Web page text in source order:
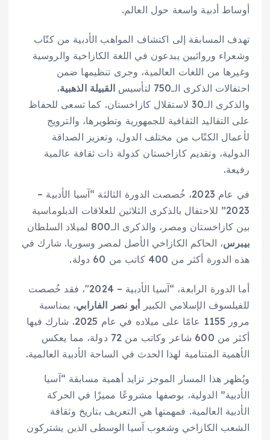
أوساط أدبية واسعة حول العالم.
تهدف المسابقة إلى اكتشاف المواهب الأدبية من كتّاب
وشعراء وروائيين يبدعون في اللغة الكازاخية والروسية
وغيرها من اللغات العالمية، وجرى تنظيمها ضمن
احتفالات الذكرى الـ750 لتأسيس
القبيلة الذهبية،
والذكرى الـ30 لاستقلال كازاخستان. كما تسعى للحفاظ
على التقاليد الثقافية للجمهورية وتطويرها، والترويج
لأعمال الكتّاب من مختلف الدول، وتعزيز الصداقة
الدولية، وتقديم كازاخستان كدولة ذات ثقافة عالمية
رفيعة.
في عام 2023، خُصصت الدورة الثالثة “آسيا الأدبية –
2023” للاحتفال بالذكرى الثلاثين للعلاقات الدبلوماسية
بين كازاخستان ومصر، والذكرى الـ800 لميلاد السلطان
بيبرس، الحاكم الكازاخي الأصل لمصر وسوريا. شارك في
هذه الدورة أكثر من 400 كاتب من 60 دولة.
أما الدورة الرابعة، “آسيا الأدبية – 2024″، فقد خُصصت
للفيلسوف الإسلامي الكبيرأبو نصر الفارابي، بمناسبة
مرور 1155 عامًا على ميلاده في عام 2025. شارك فيها
أكثر من 600 شاعر وكاتب من 72 دولة، مما يعكس
الأهمية المتنامية لهذا الحدث في الساحة الأدبية العالمية.
ويُظهر هذا المسار الموجز تزايد أهمية مسابقة “آسيا
الأدبية” الدولية، بوصفها مشروعًا مميزًا في الحركة
الأدبية العالمية. فمهمتها هي التعريف بتاريخ وثقافة
الشعب الكازاخي وشعوب آسيا الوسطى الذين يشتركون